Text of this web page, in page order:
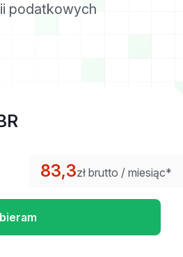
podatkowych
83,3zł brutto / miesiąc*